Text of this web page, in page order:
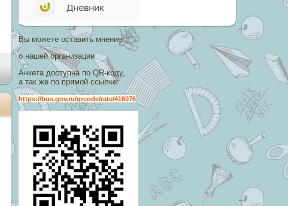
Вы можете оставить мнение
о нашей организации
Анкета доступна по QR-коду,
а так же по прямой ссылке:
https://bus.gov.ru/qrcode/rate/416076